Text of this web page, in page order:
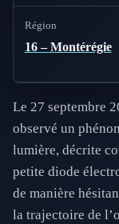
Région
16 – Montérégie
Le 27 septembre
observé un
lumière, décrite
petite diode
de manière
la trajectoire de